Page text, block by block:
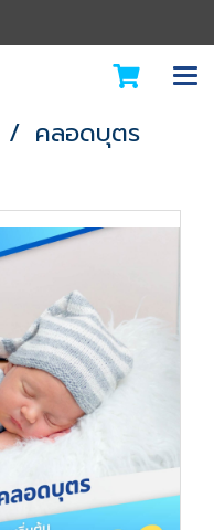
คลอดบุตร